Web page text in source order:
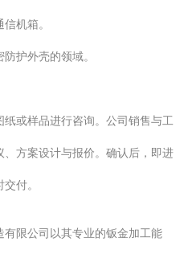
机箱。
护外壳的领域。
或样品进行咨询。公司销售与工
方案设计与报价。确认后，即进
付。
有限公司以其专业的钣金加工能